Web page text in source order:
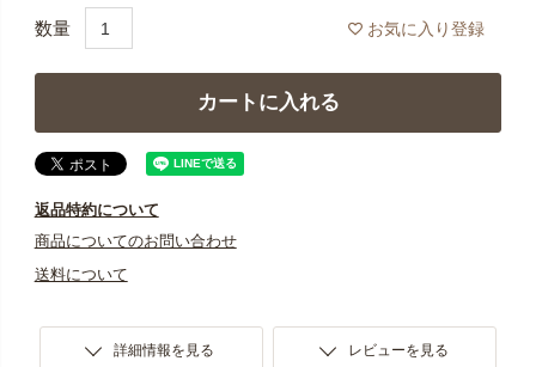
お気に入り登録
カートに入れる
返品特約について
商品についてのお問い合わせ
送料について
詳細情報を見る レビューを見る